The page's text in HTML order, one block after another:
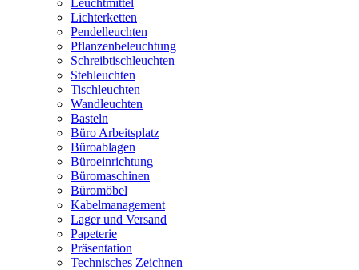
Leuchtmittel
Lichterketten
Pendelleuchten
Pflanzenbeleuchtung
Schreibtischleuchten
Stehleuchten
Tischleuchten
Wandleuchten
Basteln
Büro Arbeitsplatz
Büroablagen
Büroeinrichtung
Büromaschinen
Büromöbel
Kabelmanagement
Lager und Versand
Papeterie
Präsentation
Technisches Zeichnen